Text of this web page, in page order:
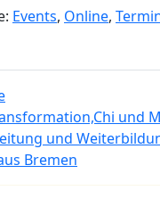
Events, Online,
und
und
Bremen